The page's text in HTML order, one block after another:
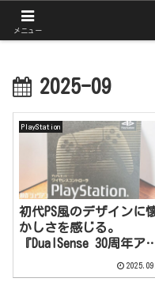
ガジェットとゲ
2025-09
PlayStation
初代PS風のデザインに
かしさを感じる。
『DualSense 30周年ア
バーサリーリミテッドエ
ディション』レビュー
メニュー